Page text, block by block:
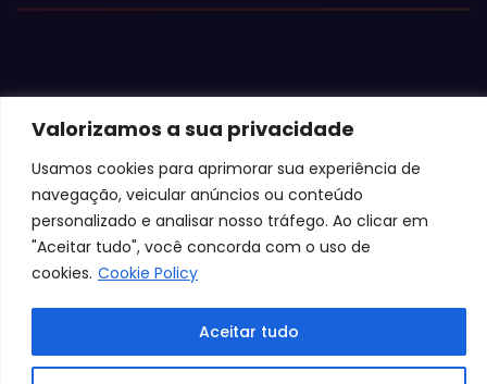
Valorizamos a sua privacidade
Usamos cookies para aprimorar sua experiência de
navegação, veicular anúncios ou conteúdo
personalizado e analisar nosso tráfego. Ao clicar em
"Aceitar tudo", você concorda com o uso de
cookies. Cookie Policy
Aceitar tudo
Conteúdo protegido por lei. A cópia ou reprodução sem
autorização expressa está sujeita às penalidades